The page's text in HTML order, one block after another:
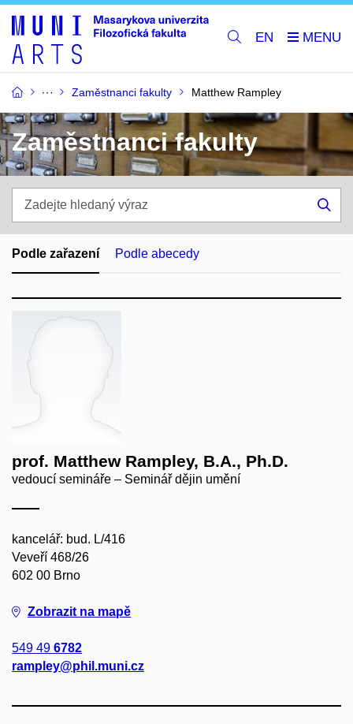
EN
Zaměstnanci fakulty Matthew Rampley
Zaměstnanci fakulty
hledaný
výraz
Podle zařazení Podle abecedy
prof. Matthew Rampley, B.A., Ph.D.
vedoucí semináře – Seminář dějin umění
kancelář: bud. L/416
Veveří 468/26
602 00 Brno
Zobrazit na mapě
549 49 6782
rampley@phil.muni.cz